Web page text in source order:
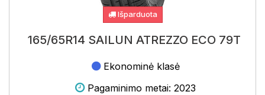
Išparduota
165/65R14 SAILUN ATREZZO ECO 79T
Ekonominė klasė
Pagaminimo metai: 2023